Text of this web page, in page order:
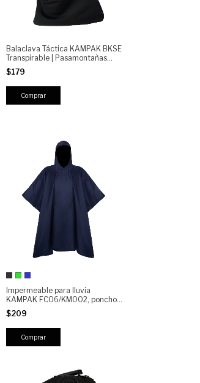
Balaclava Táctica KAMPAK BKSE
Transpirable | Pasamontañas
Elástico con Zonas Ventiladas |
Uso Outdoor, Moto, Airsoft, Clima
Frío
$179
Impermeable para lluvia
KAMPAK FC06/KM002, poncho
resistente multiusos
$209
Comprar